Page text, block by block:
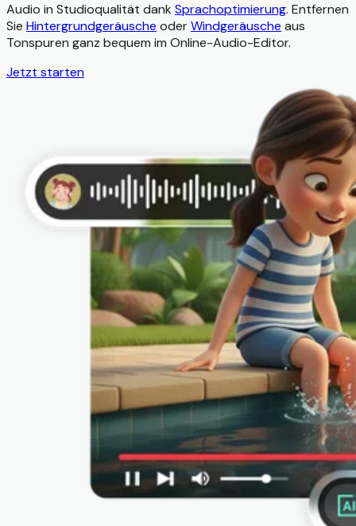
Audio in Studioqualität dankSprachoptimierung. Entfernen
Sie Hintergrundgeräusche oderWindgeräusche aus
Tonspuren ganz bequem im Online-Audio-Editor.
Jetzt starten